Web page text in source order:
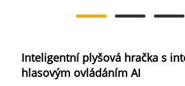
Inteligentní plyšová hračka s
hlasovým ovládáním AI